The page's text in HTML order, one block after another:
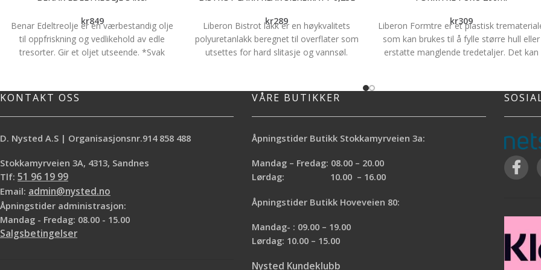
kr849
Benar Edeltreolje er en værbestandig olje
til oppfriskning og vedlikehold av edle
tresorter. Gir et oljet utseende. *Svak
kr289
Liberon Bistrot lakk er en høykvalitets
polyuretanlakk beregnet til overflater som
utsettes for hard slitasje og vannsøl.
Lakken leveres i fargeløs høyglans og
silkematt, samt i 6 ulike trefarger. Bistrot
lakk kan brukes direkte på ubehandlet
treverk og tidligere lakkerte-, oljede- og
malte overflater. Gir laseringseffekt på
malte flater. Ypperlig som toppstrøk over
beis. Lakken er motstandsdyktig overfor
varme og væsker. Til innendørs bruk.
kr309
Liberon Formtre er et plastisk
som kan brukes til å fylle større hull eller
erstatte manglende tredetaljer. Det kan
er er laget av ekte trefibre, akrylharpiks
lysekte fargestoff. Inneholder ingen
løsemidler. Liberon Formtre er et
Spesifikasjoner
Brukes til å reparere manglende
tredetaljer og større hull
Kan skrus,spirkes,slipes etter herding
KONTAKT OSS
D. Nysted A.S | Organisasjonsnr.914 858 488
Stokkamyrveien 3A, 4313, Sandnes
Tlf: 51 96 19 99
Email: admin@nysted.no
Åpningstider administrasjon:
Mandag - Fredag: 08.00 - 15.00
Salgsbetingelser
VÅRE BUTIKKER
Åpningstider Butikk Stokkamyrveien 3a:
Mandag – Fredag: 08.00 – 20.00
Lørdag: 10.00 – 16.00
Åpningstider Butikk Hoveveien 80:
Mandag- : 09.00 – 19.00
Lørdag: 10.00 – 15.00
Nysted Kundeklubb